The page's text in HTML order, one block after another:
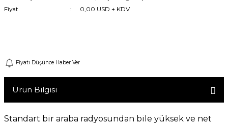
Fiyat
0,00 USD + KDV
Fiyatı Düşünce Haber Ver
Ürün Bilgisi
Standart bir araba radyosundan bile yüksek ve net